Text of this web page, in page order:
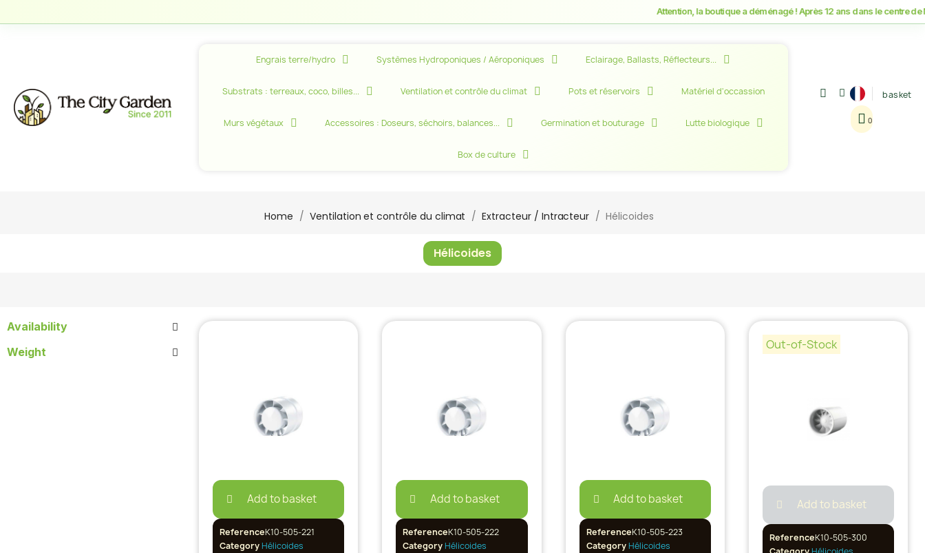
Attention, la boutique a déménagé ! Après 12 ans dans le centre de
Engrais terre/hydro Systèmes Hydroponiques / Aéroponiques Eclairage, Ballasts, Réflecteurs...
Substrats : terreaux, coco, billes... Ventilation et contrôle du climat Pots et réservoirs Matériel d'occassion
Murs végétaux Accessoires : Doseurs, séchoirs, balances... Germination et bouturage Lutte biologique
Box de culture
basket
Home Ventilation et contrôle du climat Extracteur / Intracteur Hélicoides
Hélicoides
Availability
Weight
Add to basket
ReferenceK10-505-221
CategoryHélicoides
Add to basket
ReferenceK10-505-222
CategoryHélicoides
Add to basket
ReferenceK10-505-223
CategoryHélicoides
Out-of-Stock
Add to basket
ReferenceK10-505-300